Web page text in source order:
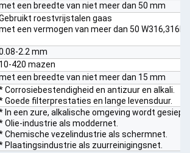
een breedte van niet meer dan 50 mm
roestvrijstalen gaas
een vermogen van meer dan 50
2.2 mm
10-420 mazen
een breedte van niet meer dan 15 mm
Corrosiebestendigheid en antizuur en alkali.
Goede filterprestaties en lange levensduur.
In een zure, alkalische omgeving wordt gesiept
Olie-industrie als moddernet.
Chemische vezelindustrie als schermnet.
Plaatingsindustrie als zuurreinigingsnet.